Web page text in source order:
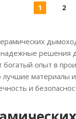
1 2
решения
опыт в
лучшие материалы
и